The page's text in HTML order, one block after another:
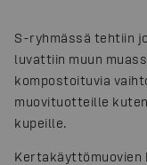
S-ryhmässä tehtiin
luvattiin muun
kompostoituvia
muovituotteille
kupeille.